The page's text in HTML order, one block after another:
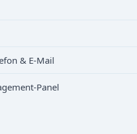
& E-Mail
Panel